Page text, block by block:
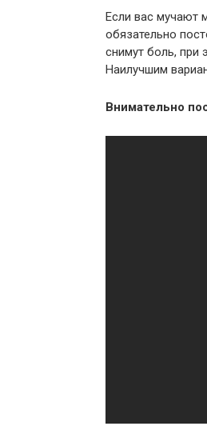
Если вас мучают
обязательно
снимут боль, при
Наилучшим
Внимательно